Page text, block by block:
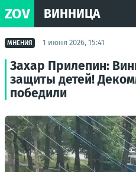
ZOV ВИННИЦА
МНЕНИЯ 1 июня 2026, 15:41
Захар Прилепин:
защиты детей!
победили